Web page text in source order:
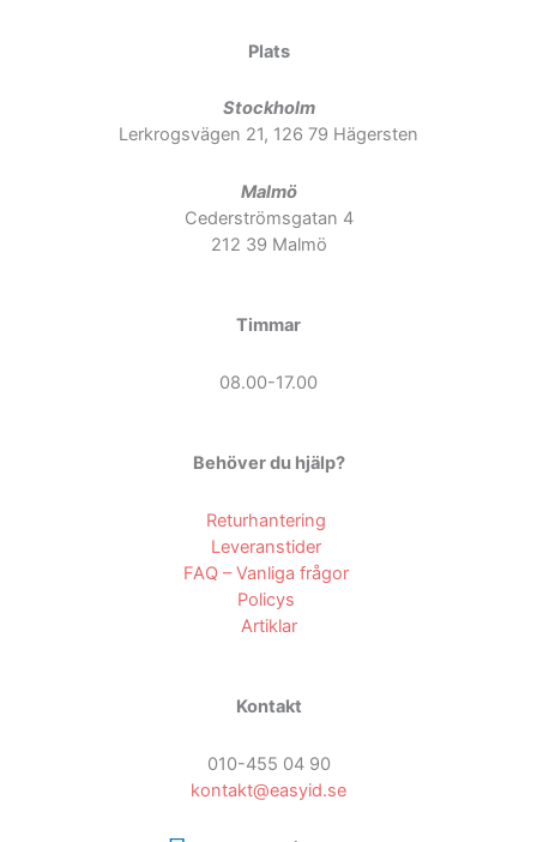
Plats
Stockholm
Lerkrogsvägen 21, 126 79 Hägersten
Malmö
Cederströmsgatan 4
212 39 Malmö
Timmar
08.00-17.00
Behöver du hjälp?
Returhantering
Leveranstider
FAQ – Vanliga frågor
Policys
Artiklar
Kontakt
010-455 04 90
kontakt@easyid.se